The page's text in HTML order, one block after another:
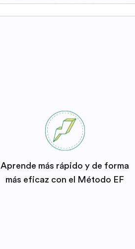
Aprende más rápido y de forma
más eficaz con el Método EF